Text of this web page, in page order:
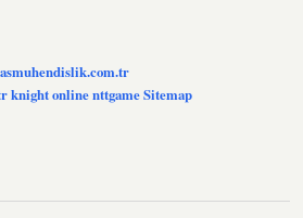
knight onlinenttgameSitemap